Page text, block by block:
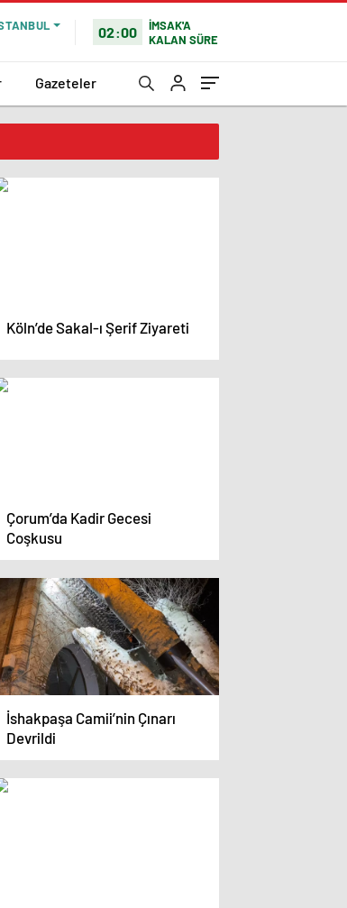
02:00
İMSAK'A
KALAN SÜRE
Gazeteler
Köln’de Sakal-ı Şerif Ziyareti
Çorum’da Kadir Gecesi
Coşkusu
İshakpaşa Camii’nin Çınarı
Devrildi